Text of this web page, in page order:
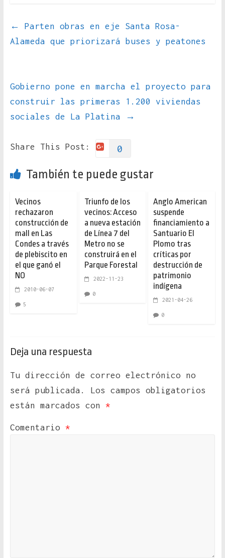
←
Parten obras en eje Santa Rosa-
Alameda que priorizará buses y peatones
Gobierno pone en marcha el proyecto para
construir las primeras 1.200 viviendas
sociales de La Platina
→
Share This Post: 0
También te puede gustar
Vecinos
rechazaron
construcción de
mall en Las
Condes a través
de plebiscito en
el que ganó el
NO
2010-06-07
5
Triunfo de los
vecinos: Acceso
a nueva estación
de Línea 7 del
Metro no se
construirá en el
Parque Forestal
2022-11-23
0
Anglo American
suspende
financiamiento a
Santuario El
Plomo tras
críticas por
destrucción de
patrimonio
indígena
2021-04-26
0
Deja una respuesta
Tu dirección de correo electrónico no
será publicada.
Los campos obligatorios
están marcados con *
Comentario *